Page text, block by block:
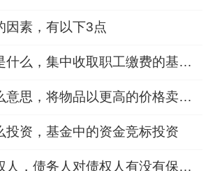
因素，有以下3点
统筹基金是什么，集中收取职工缴费的基金账户
转卖是什么意思，将物品以更高的价格卖给其他人
投资，基金中的资金竞标投资
什么是债权人，债务人对债权人有没有保险利益